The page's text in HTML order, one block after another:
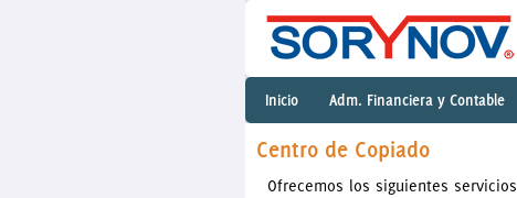
Inicio Adm. Financiera y Contable
Centro de Copiado
Ofrecemos los siguientes servicios